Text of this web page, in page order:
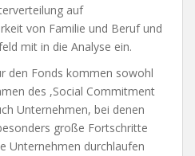
auf
von Familie und Beruf und
mit in die Analyse ein.
den Fonds kommen sowohl
des ,Social Commitment
Unternehmen, bei denen
große Fortschritte
Unternehmen durchlaufen